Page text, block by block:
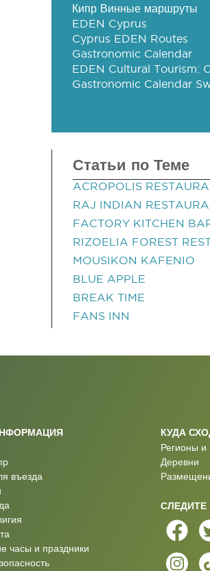
Кипр Винные маршруты
EDEN Cyprus
Cyprus EDEN Routes
Gastronomic Calendar
EDEN Cultural Tourism:
Gastronomic Calendar
Статьи по Теме
ACROPOLIS
RAJ INDIAN
FACTORY KITCHEN
RIZOELIA FOREST
MOUSIKON KAFENIO
BLUE APPLE
BREAK TIME
FANS INN
въезда
часы и праздники
КУДА
Регионы и
Деревни
СЛЕДИТЕ